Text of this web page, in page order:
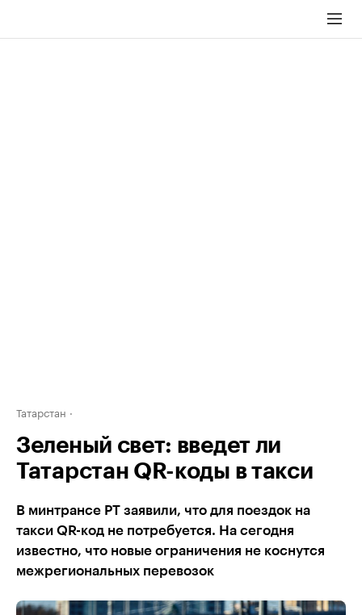
Татарстан
Зеленый свет: введет ли
Татарстан QR-коды в такси
В минтрансе РТ заявили, что для поездок на
такси QR-код не потребуется. На сегодня
известно, что новые ограничения не коснутся
межрегиональных перевозок